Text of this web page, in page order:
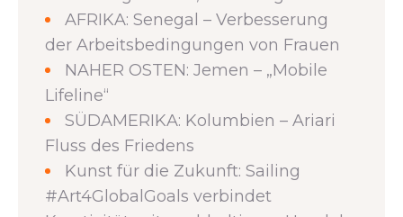
AFRIKA: Senegal – Verbesserung
der Arbeitsbedingungen von Frauen
NAHER OSTEN: Jemen – „Mobile
Lifeline“
SÜDAMERIKA: Kolumbien – Ariari
Fluss des Friedens
Kunst für die Zukunft: Sailing
#Art4GlobalGoals verbindet